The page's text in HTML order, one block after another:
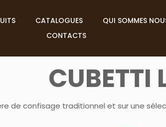
CATALOGUES
QUI SOMMES
CONTACTS
CUBETTI
de confisage traditionnel et sur une